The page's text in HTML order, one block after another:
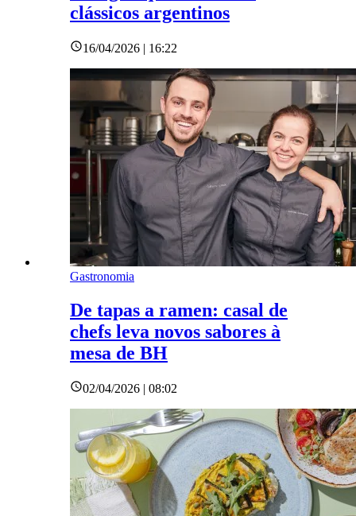
clássicos argentinos
16/04/2026 | 16:22
Gastronomia
De tapas a ramen: casal de
chefs leva novos sabores à
mesa de BH
02/04/2026 | 08:02